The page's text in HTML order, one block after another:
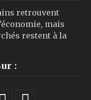
retrouvent
mais
restent à la
: